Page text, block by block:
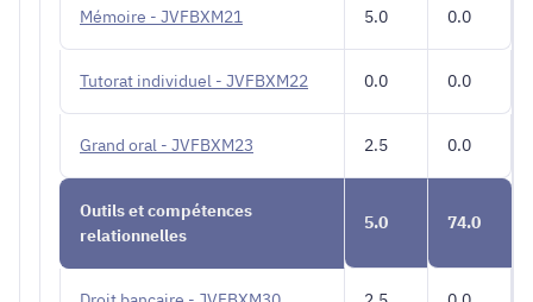
Mémoire - JVFBXM21 5.0 0.0
Tutorat individuel - JVFBXM22 0.0 0.0
Grand oral - JVFBXM23 2.5 0.0
Outils et compétences
relationnelles
5.0 74.0